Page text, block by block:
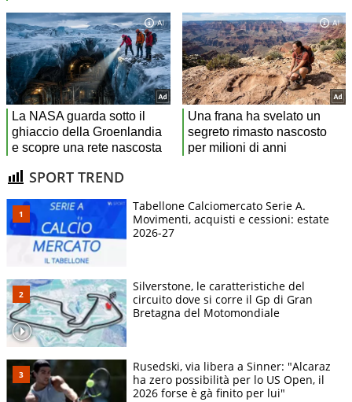
SPORT TREND
Tabellone Calciomercato Serie A.
Movimenti, acquisti e cessioni: estate
2026-27
Silverstone, le caratteristiche del
circuito dove si corre il Gp di Gran
Bretagna del Motomondiale
Rusedski, via libera a Sinner: "Alcaraz
ha zero possibilità per lo US Open, il
2026 forse è gà finito per lui"